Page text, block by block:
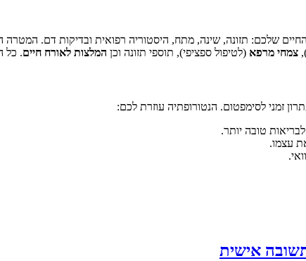
שלכם: תזונה, שינה, מתח, היסטוריה רפואית ובדיקות דם. המטרה
צמחי מרפא (לטיפול ספציפי), תוספי תזונה וכן המלצות לאורח חיים. כל
זמני לסימפטום. הנטורופתיה עוזרת לכם:
טובה יותר.
עצמו.
אישית